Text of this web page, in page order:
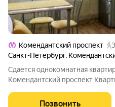
Комендантский проспект
Санкт-Петербург,
Сдается однокомнатная
Комендантский проспект
выполнен косметический
Позвонить